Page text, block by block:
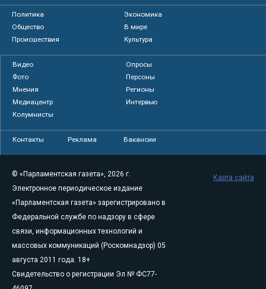
Политика
Экономика
Общество
В мире
Происшествия
Культура
Видео
Опросы
Фото
Персоны
Мнения
Регионы
Медиацентр
Интервью
Колумнисты
Контакты Реклама Вакансии
© «Парламентская газета», 2026 г.
Электронное периодическое издание
«Парламентская газета» зарегистрировано в
Федеральной службе по надзору в сфере
связи, информационных технологий и
массовых коммуникаций (Роскомнадзор) 05
августа 2011 года. 18+
Свидетельство о регистрации Эл № ФС77-
Карта сайта